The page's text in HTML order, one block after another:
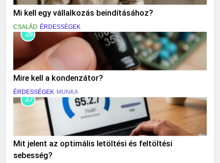
Mi kell egy vállalkozás beindításához?
CSALÁD ÉRDESSÉGEK
26
Mire kell a kondenzátor?
ÉRDESSÉGEK MUNKA
27
Mit jelent az optimális letöltési és feltöltési
sebesség?